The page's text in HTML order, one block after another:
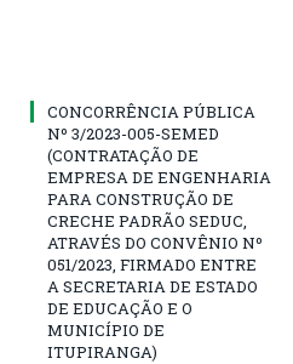
CONCORRÊNCIA PÚBLICA
Nº 3/2023-005-SEMED
(CONTRATAÇÃO DE
EMPRESA DE ENGENHARIA
PARA CONSTRUÇÃO DE
CRECHE PADRÃO SEDUC,
ATRAVÉS DO CONVÊNIO Nº
051/2023, FIRMADO ENTRE
A SECRETARIA DE ESTADO
DE EDUCAÇÃO E O
MUNICÍPIO DE
ITUPIRANGA)